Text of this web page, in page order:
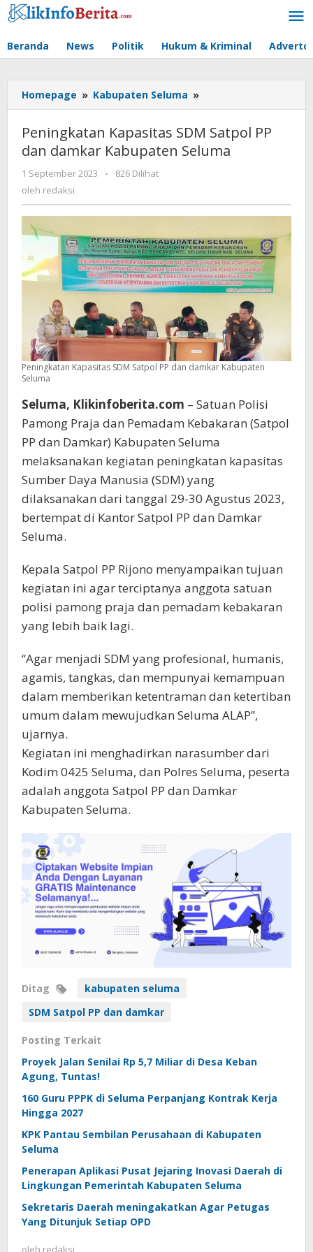
Lewati
ke
Beranda News Politik Hukum & Kriminal
Homepage » Kabupaten Seluma »
Kapasitas
Satpol
PP
Peningkatan Kapasitas SDM Satpol PP
dan damkar Kabupaten Seluma
1 September 2023
oleh
-
826 Dilihat
oleh redaksi
Peningkatan Kapasitas SDM Satpol PP dan damkar Kabupaten
Seluma
Seluma, Klikinfoberita.com – Satuan Polisi
Pamong Praja dan Pemadam Kebakaran (Satpol
PP dan Damkar) Kabupaten Seluma
melaksanakan kegiatan peningkatan kapasitas
Sumber Daya Manusia (SDM) yang
dilaksanakan dari tanggal 29-30 Agustus 2023,
bertempat di Kantor Satpol PP dan Damkar
Seluma.
Kepala Satpol PP Rijono menyampaikan tujuan
kegiatan ini agar terciptanya anggota satuan
polisi pamong praja dan pemadam kebakaran
yang lebih baik lagi.
“Agar menjadi SDM yang profesional, humanis,
agamis, tangkas, dan mempunyai kemampuan
dalam memberikan ketentraman dan ketertiban
umum dalam mewujudkan Seluma ALAP”,
ujarnya.
Kegiatan ini menghadirkan narasumber dari
Kodim 0425 Seluma, dan Polres Seluma, peserta
adalah anggota Satpol PP dan Damkar
Kabupaten Seluma.
Ditag
kabupaten seluma
SDM Satpol PP dan damkar
Posting Terkait
Proyek Jalan Senilai Rp 5,7 Miliar di Desa Keban
Agung, Tuntas!
160 Guru PPPK di Seluma Perpanjang Kontrak Kerja
Hingga 2027
KPK Pantau Sembilan Perusahaan di Kabupaten
Seluma
Penerapan Aplikasi Pusat Jejaring Inovasi Daerah di
Lingkungan Pemerintah Kabupaten Seluma
Sekretaris Daerah meningakatkan Agar Petugas
Yang Ditunjuk Setiap OPD
oleh redaksi